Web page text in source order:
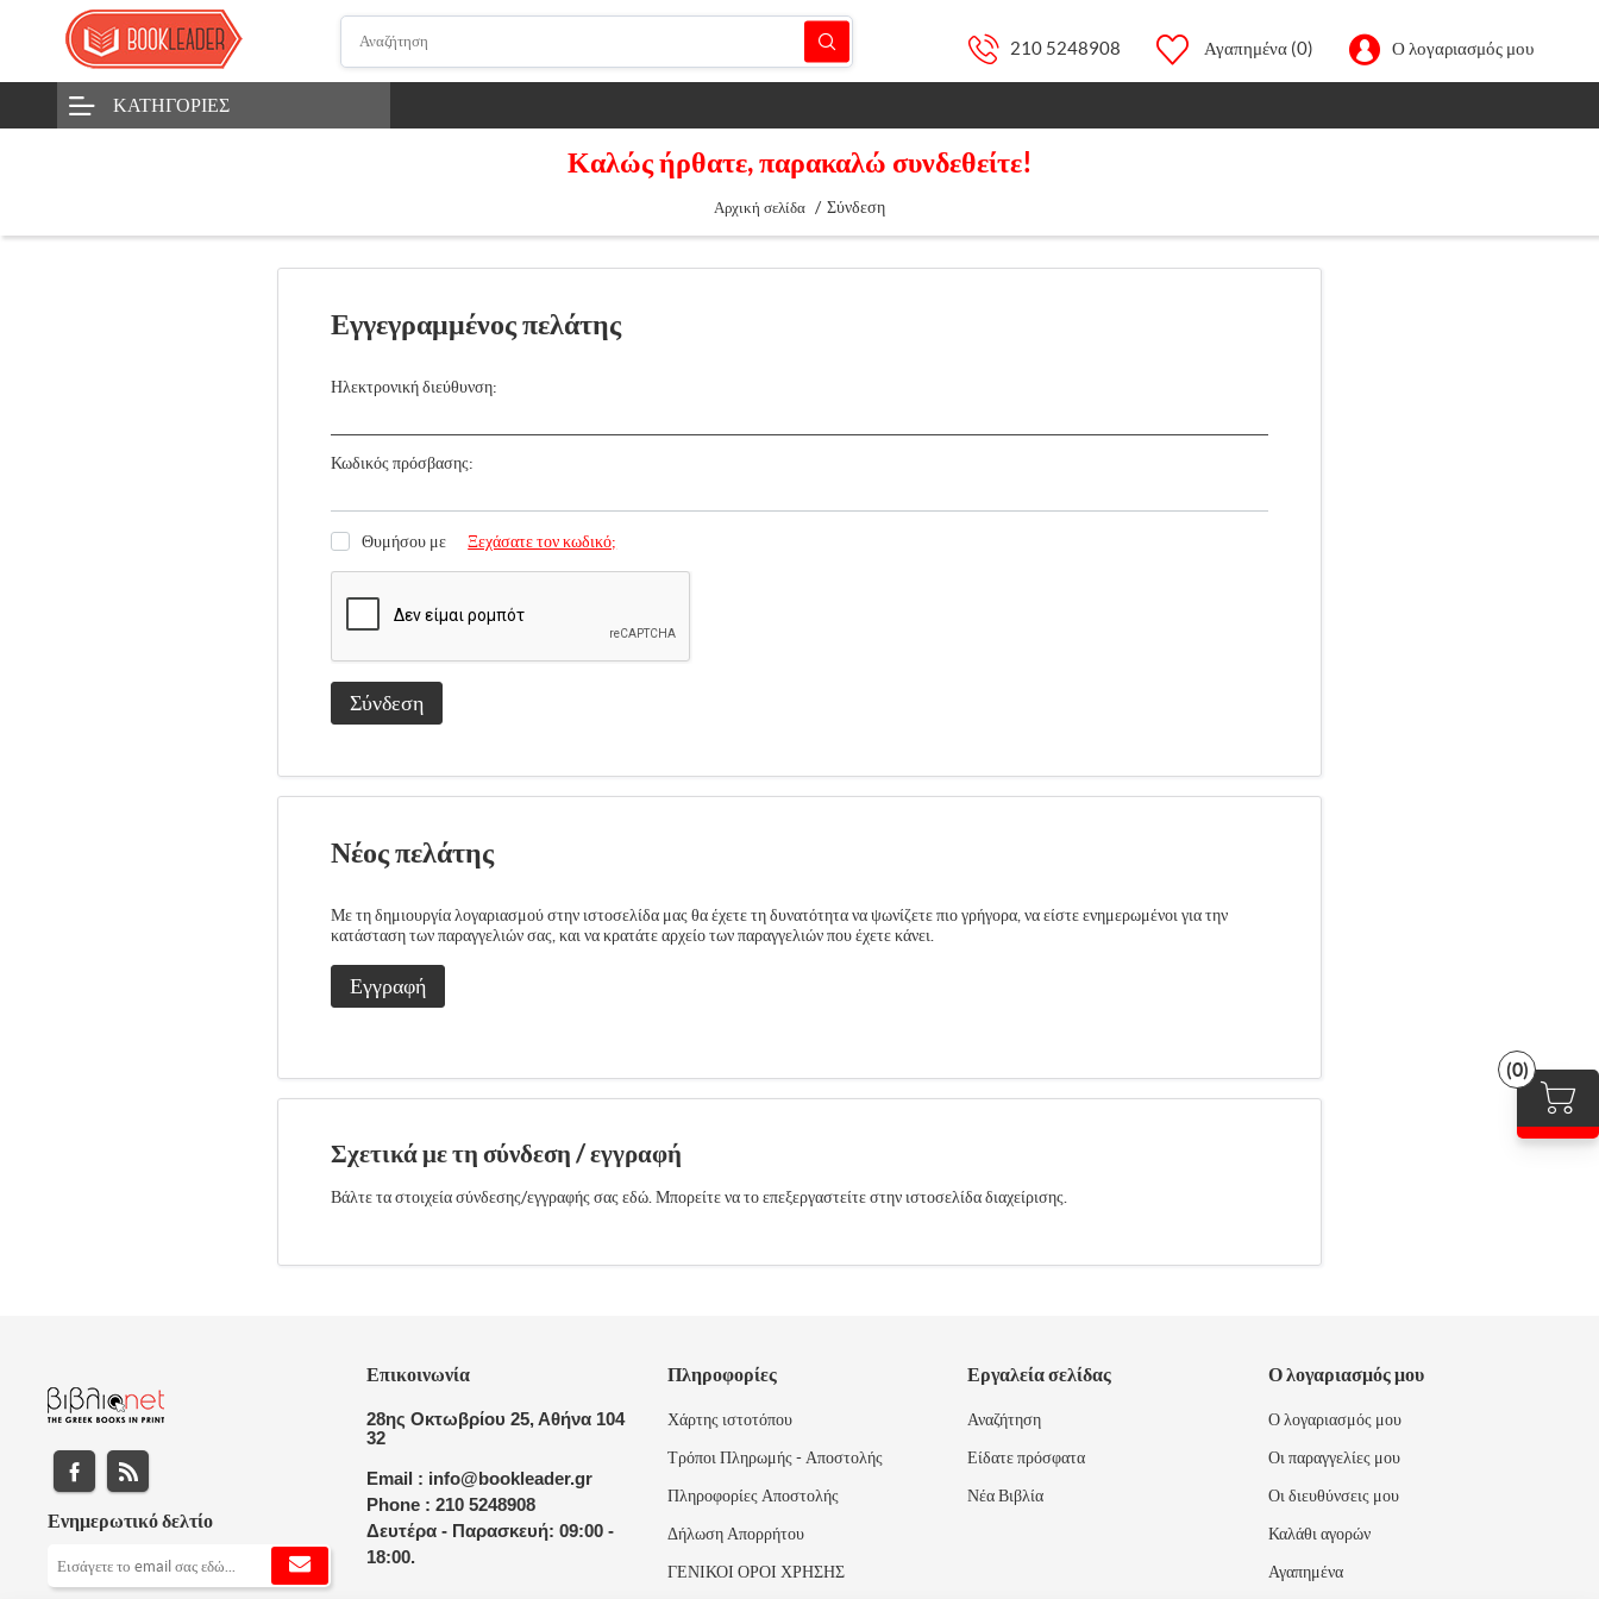
210 5248908 Αγαπημένα (0) Ο λογαριασμός μου
(0)
ΚΑΤΗΓΟΡΊΕΣ
Καλώς ήρθατε, παρακαλώ συνδεθείτε!
Αρχική σελίδα / Σύνδεση
Εγγεγραμμένος πελάτης
Ηλεκτρονική διεύθυνση:
Κωδικός πρόσβασης:
Θυμήσου με Ξεχάσατε τον κωδικό;
Σύνδεση
Νέος πελάτης
Με τη δημιουργία λογαριασμού στην ιστοσελίδα μας θα έχετε τη δυνατότητα να ψωνίζετε πιο γρήγορα, να είστε ενημερωμένοι για την
κατάσταση των παραγγελιών σας, και να κρατάτε αρχείο των παραγγελιών που έχετε κάνει.
Εγγραφή
Σχετικά με τη σύνδεση / εγγραφή
Βάλτε τα στοιχεία σύνδεσης/εγγραφής σας εδώ. Μπορείτε να το επεξεργαστείτε στην ιστοσελίδα διαχείρισης.
Ενημερωτικό δελτίο
Επικοινωνία
28ης Οκτωβρίου 25, Αθήνα 104
32
Email : info@bookleader.gr
Phone : 210 5248908
Δευτέρα - Παρασκευή: 09:00 -
18:00.
Πληροφορίες
Χάρτης ιστοτόπου
Τρόποι Πληρωμής - Αποστολής
Πληροφορίες Αποστολής
Δήλωση Απορρήτου
ΓΕΝΙΚΟΙ ΟΡΟΙ ΧΡΗΣΗΣ
Εργαλεία σελίδας
Αναζήτηση
Είδατε πρόσφατα
Νέα Βιβλία
Ο λογαριασμός μου
Ο λογαριασμός μου
Οι παραγγελίες μου
Οι διευθύνσεις μου
Καλάθι αγορών
Αγαπημένα